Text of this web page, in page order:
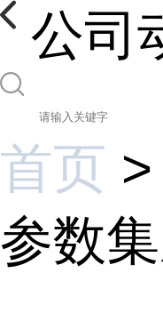
公司
首页 >
参数